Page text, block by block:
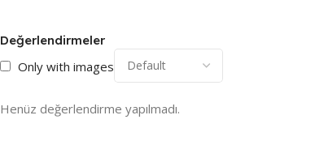
Değerlendirmeler
Only with images
Henüz değerlendirme yapılmadı.